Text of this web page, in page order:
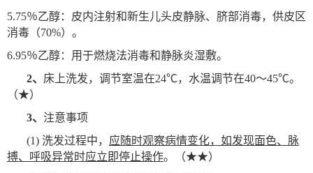
5.75％乙醇：皮内注射和新生儿头皮静脉、脐部消毒，供皮区
消毒（70%）。
6.95％乙醇：用于燃烧法消毒和静脉炎湿敷。
2、 床上洗发，调节室温在24℃，水温调节在40～45℃。
（★）
3、 注意事项
(1) 洗发过程中， 应随时观察病情变化，如发现面色、脉
搏、呼吸异常时应立即停止操作。（★★）